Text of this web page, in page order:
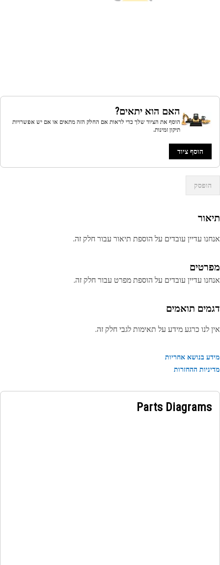
האם הוא יתאים?
הוסף את הציוד שלך כדי לראות אם החלק הזה מתאים או אם יש אפשרויות
תיקון זמינות.
הוסף ציוד
הופסק
עדיין עובדים על הוספת תיאור עבור חלק זה.
עדיין עובדים על הוספת מפרט עבור חלק זה.
תואמים
לנו כרגע מידע על תאימות לגבי חלק זה.
בנושא אחריות
ההחזרות
Parts Diagrams